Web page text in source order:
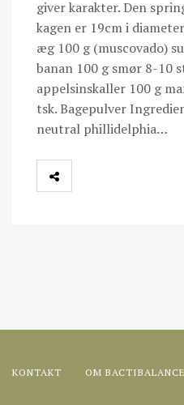
giver karakter. Den
kagen er 19cm i
æg 100 g (muscovado)
banan 100 g smør 8-10
appelsinskaller 100 g
tsk. Bagepulver
neutral phillidelphia…
KONTAKT OM BACTIBALANCE